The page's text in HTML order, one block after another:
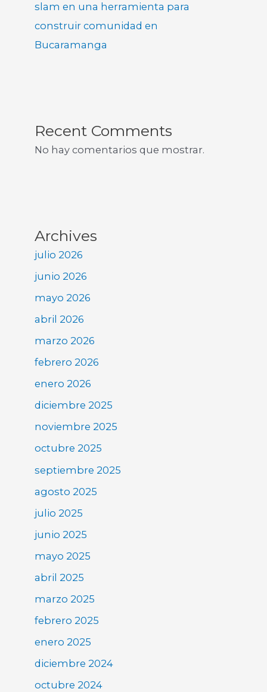
slam en una herramienta para
construir comunidad en
Bucaramanga
Recent Comments
No hay comentarios que mostrar.
Archives
julio 2026
junio 2026
mayo 2026
abril 2026
marzo 2026
febrero 2026
enero 2026
diciembre 2025
noviembre 2025
octubre 2025
septiembre 2025
agosto 2025
julio 2025
junio 2025
mayo 2025
abril 2025
marzo 2025
febrero 2025
enero 2025
diciembre 2024
octubre 2024